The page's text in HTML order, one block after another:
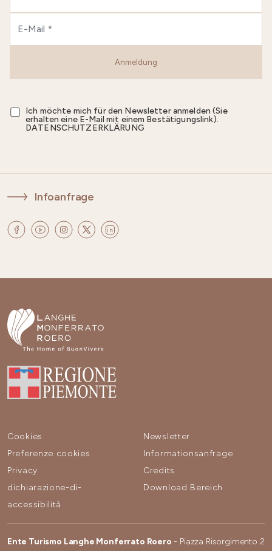
Anmeldung
Ich möchte mich für den Newsletter anmelden (Sie
erhalten eine E-Mail mit einem Bestätigungslink).
DATENSCHUTZERKLÄRUNG
Infoanfrage
Cookies
Preferenze cookies
Privacy
dichiarazione-di-
accessibilità
Newsletter
Informationsanfrage
Credits
Download Bereich
Ente Turismo Langhe Monferrato Roero - Piazza Risorgimento 2